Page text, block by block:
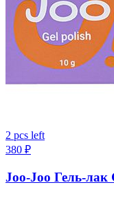
2 pcs left
380 ₽
Joo-Joo Гель-лак